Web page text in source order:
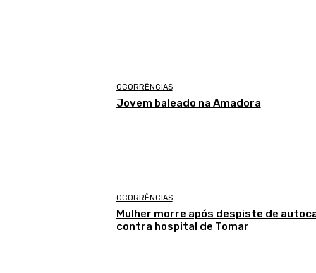
OCORRÊNCIAS
Jovem baleado na Amadora
OCORRÊNCIAS
Mulher morre após despiste de
contra hospital de Tomar